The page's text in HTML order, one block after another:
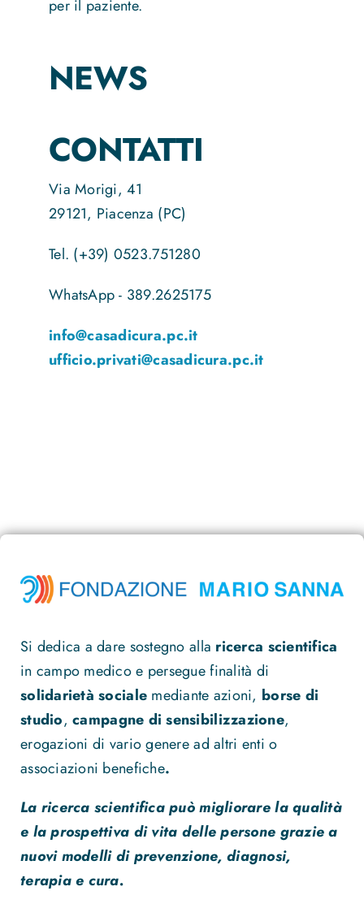
per il paziente.
NEWS
CONTATTI
Via Morigi, 41
29121, Piacenza (PC)
Tel. (+39) 0523.751280
WhatsApp - 389.2625175
info@casadicura.pc.it
ufficio.privati@casadicura.pc.it
Si dedica a dare sostegno alla ricerca scientifica
in campo medico e persegue finalità di
solidarietà sociale mediante azioni, borse di
studio,campagne di sensibilizzazione,
erogazioni di vario genere ad altri enti o
associazioni benefiche.
La ricerca scientifica può migliorare la qualità
e la prospettiva di vita delle persone grazie a
nuovi modelli di prevenzione, diagnosi,
terapia e cura.